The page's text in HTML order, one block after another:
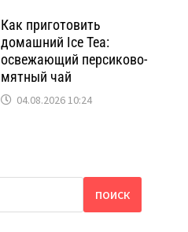
Как приготовить
домашний Ice Tea:
освежающий персиково-
мятный чай
04.08.2026 10:24
ПОИСК